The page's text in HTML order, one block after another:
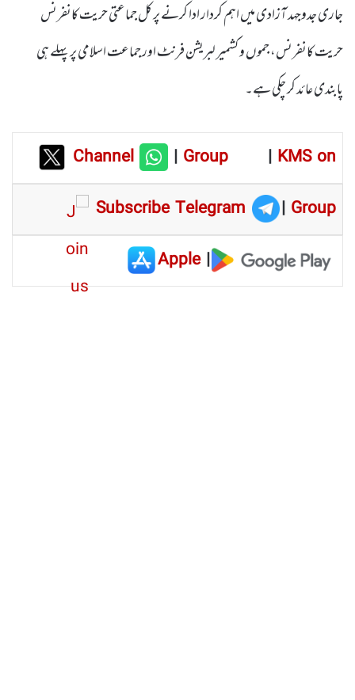
جاری جدوجہد آزادی میں اہم کردار ادا کرنے پر کل جماعتی حریت کانفرنس
حریت کانفرنس، جموں و کشمیر لبریشن فرنٹ اور جماعت اسلامی پر پہلے ہی
پابندی عائد کر چکی ہے۔
Channel |Group | KMS on
Subscribe Telegram
| Group
|
Apple